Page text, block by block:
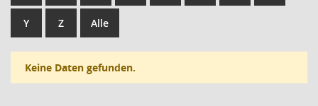
Y Z Alle
Keine Daten gefunden.